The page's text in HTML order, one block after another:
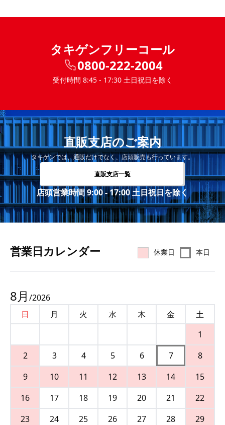
タキゲンフリーコール
0800-222-2004
受付時間 8:45 - 17:30 土日祝日を除く
直販支店のご案内
タキゲンでは、通販だけでなく、店頭販売も行っています。
直販支店一覧
店頭営業時間 9:00 - 17:00 土日祝日を除く
営業⽇カレンダー 休業日 本日
8月 /2026
日
月 火 水 木 金
土
1
2
3 4 5 6 7
8
9
10 11 12 13 14
15
16
17 18 19 20 21
22
23
24 25 26 27 28
29